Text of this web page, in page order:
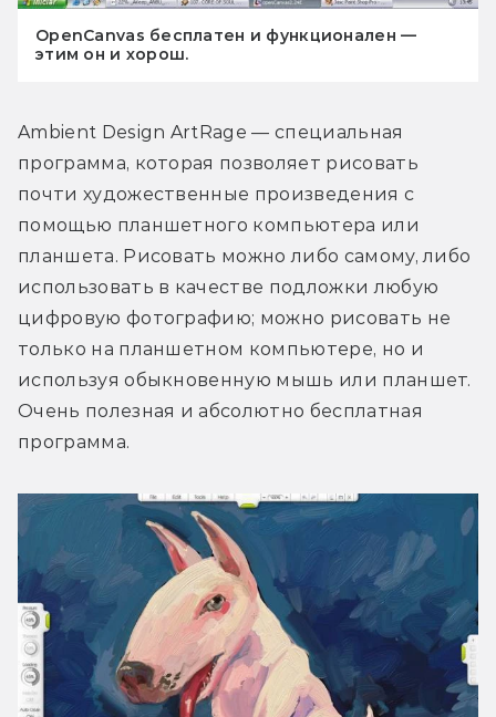
OpenCanvas бесплатен и функционален —
этим он и хорош.
Ambient Design ArtRage — специальная
программа, которая позволяет рисовать
почти художественные произведения с
помощью планшетного компьютера или
планшета. Рисовать можно либо самому, либо
использовать в качестве подложки любую
цифровую фотографию; можно рисовать не
только на планшетном компьютере, но и
используя обыкновенную мышь или планшет.
Очень полезная и абсолютно бесплатная
программа.